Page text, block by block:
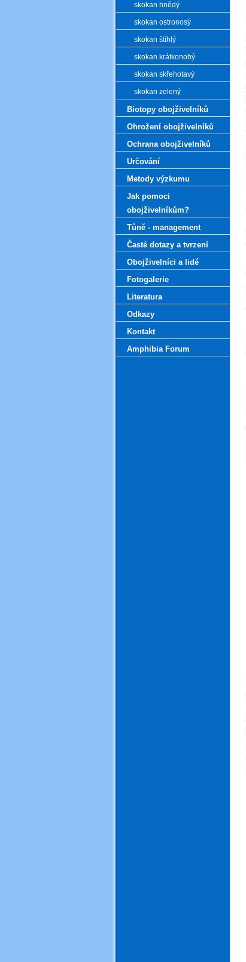
skokan hnědý
skokan ostronosý
skokan štíhlý
skokan krátkonohý
skokan skřehotavý
skokan zelený
Biotopy obojživelníků
Ohrožení obojživelníků
Ochrana obojživelníků
Určování
Metody výzkumu
Jak pomoci
obojživelníkům?
Tůně - management
Časté dotazy a tvrzení
Obojživelníci a lidé
Fotogalerie
Literatura
Odkazy
Kontakt
Amphibia Forum